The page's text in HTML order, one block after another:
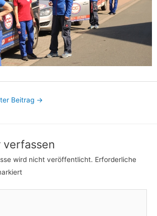
Beitrag →
verfassen
wird nicht veröffentlicht. Erforderliche